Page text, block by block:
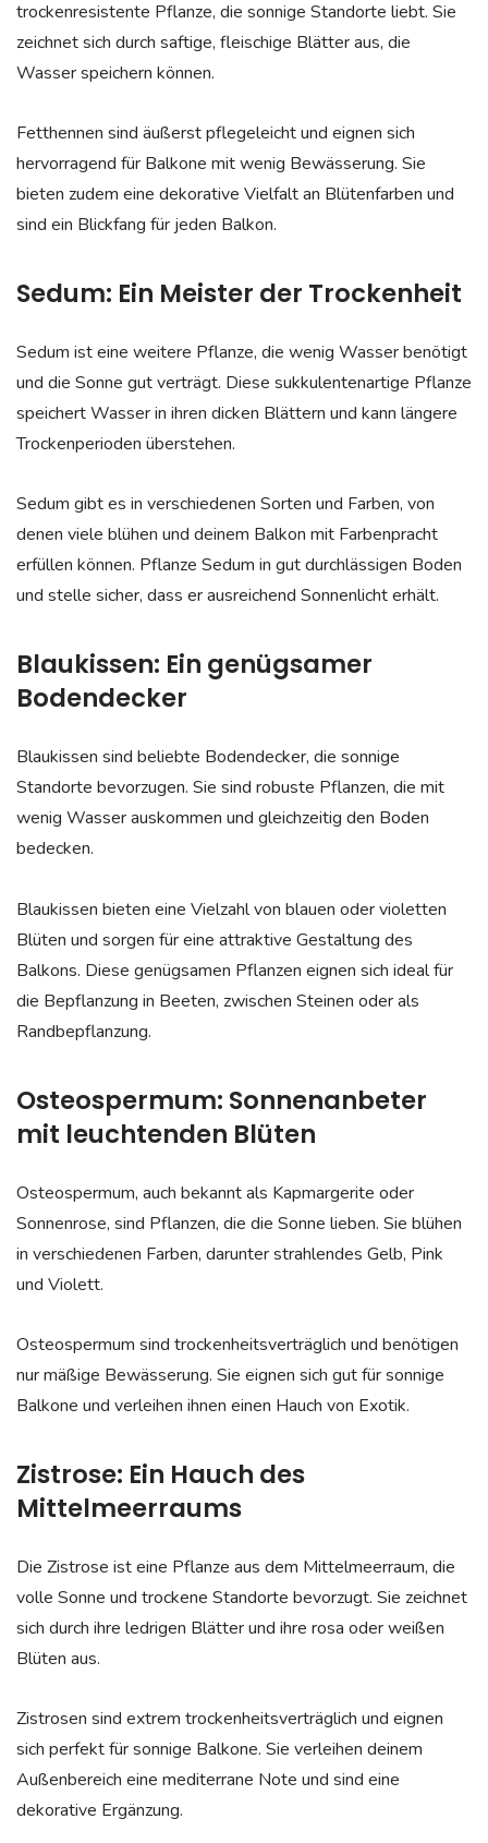
trockenresistente Pflanze, die sonnige Standorte liebt. Sie
zeichnet sich durch saftige, fleischige Blätter aus, die
Wasser speichern können.
Fetthennen sind äußerst pflegeleicht und eignen sich
hervorragend für Balkone mit wenig Bewässerung. Sie
bieten zudem eine dekorative Vielfalt an Blütenfarben und
sind ein Blickfang für jeden Balkon.
Sedum: Ein Meister der Trockenheit
Sedum ist eine weitere Pflanze, die wenig Wasser benötigt
und die Sonne gut verträgt. Diese sukkulentenartige Pflanze
speichert Wasser in ihren dicken Blättern und kann längere
Trockenperioden überstehen.
Sedum gibt es in verschiedenen Sorten und Farben, von
denen viele blühen und deinem Balkon mit Farbenpracht
erfüllen können. Pflanze Sedum in gut durchlässigen Boden
und stelle sicher, dass er ausreichend Sonnenlicht erhält.
Blaukissen: Ein genügsamer
Bodendecker
Blaukissen sind beliebte Bodendecker, die sonnige
Standorte bevorzugen. Sie sind robuste Pflanzen, die mit
wenig Wasser auskommen und gleichzeitig den Boden
bedecken.
Blaukissen bieten eine Vielzahl von blauen oder violetten
Blüten und sorgen für eine attraktive Gestaltung des
Balkons. Diese genügsamen Pflanzen eignen sich ideal für
die Bepflanzung in Beeten, zwischen Steinen oder als
Randbepflanzung.
Osteospermum: Sonnenanbeter
mit leuchtenden Blüten
Osteospermum, auch bekannt als Kapmargerite oder
Sonnenrose, sind Pflanzen, die die Sonne lieben. Sie blühen
in verschiedenen Farben, darunter strahlendes Gelb, Pink
und Violett.
Osteospermum sind trockenheitsverträglich und benötigen
nur mäßige Bewässerung. Sie eignen sich gut für sonnige
Balkone und verleihen ihnen einen Hauch von Exotik.
Zistrose: Ein Hauch des
Mittelmeerraums
Die Zistrose ist eine Pflanze aus dem Mittelmeerraum, die
volle Sonne und trockene Standorte bevorzugt. Sie zeichnet
sich durch ihre ledrigen Blätter und ihre rosa oder weißen
Blüten aus.
Zistrosen sind extrem trockenheitsverträglich und eignen
sich perfekt für sonnige Balkone. Sie verleihen deinem
Außenbereich eine mediterrane Note und sind eine
dekorative Ergänzung.